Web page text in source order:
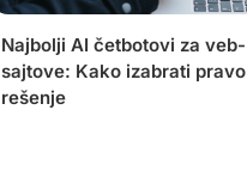
Najbolji AI četbotovi za veb-
sajtove: Kako izabrati pravo
rešenje